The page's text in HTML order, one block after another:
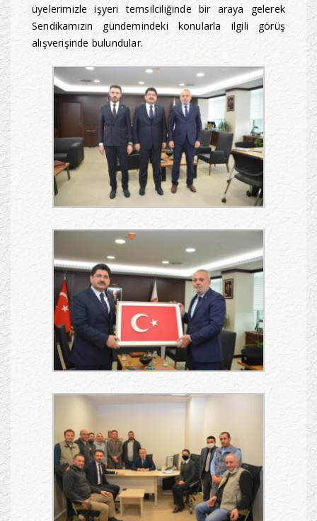
üyelerimizle işyeri temsilciliğinde bir araya gelerek
Sendikamızın gündemindeki konularla ilgili görüş
alışverişinde bulundular.